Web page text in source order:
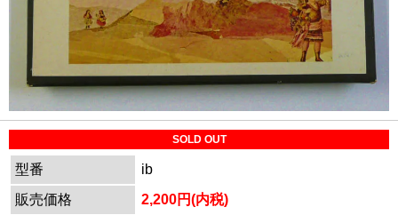
SOLD OUT
型番
ib
販売価格
2,200円(内税)